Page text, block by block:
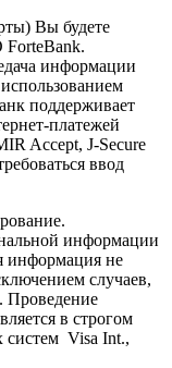
Вы будете
информации
поддерживает
платежей
Accept, J-Secure
ввод
информации
информация не
случаев,
Проведение
в строгом
систем Visa Int.,